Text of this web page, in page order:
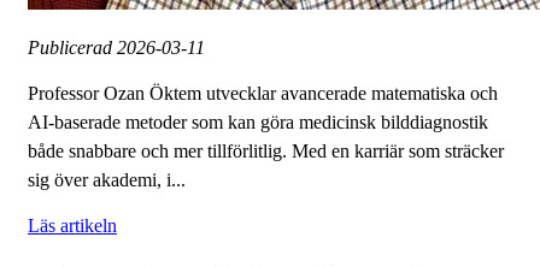
Publicerad 2026-03-11
Professor Ozan Öktem utvecklar avancerade matematiska och
AI-baserade metoder som kan göra medicinsk bilddiagnostik
både snabbare och mer tillförlitlig. Med en karriär som sträcker
sig över akademi, i...
Läs artikeln